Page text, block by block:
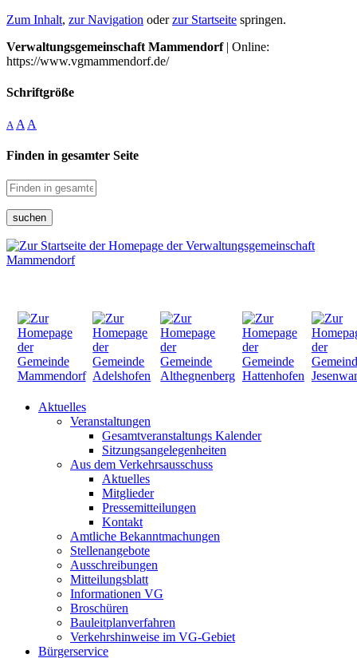
Zum Inhalt, zur Navigation oderzur Startseite springen.
Verwaltungsgemeinschaft Mammendorf| Online:
https://www.vgmammendorf.de/
Schriftgröße
A A A
Finden in gesamter Seite
suchen
Aktuelles
Veranstaltungen
Gesamtveranstaltungs Kalender
Sitzungsangelegenheiten
Aus dem Verkehrsausschuss
Aktuelles
Mitglieder
Pressemitteilungen
Kontakt
Amtliche Bekanntmachungen
Stellenangebote
Ausschreibungen
Mitteilungsblatt
Informationen VG
Broschüren
Bauleitplanverfahren
Verkehrshinweise im VG-Gebiet
Bürgerservice